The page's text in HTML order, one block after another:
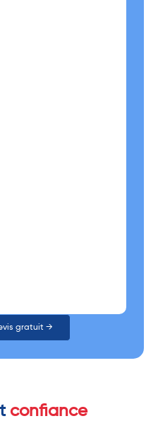
gratuit →
confiance